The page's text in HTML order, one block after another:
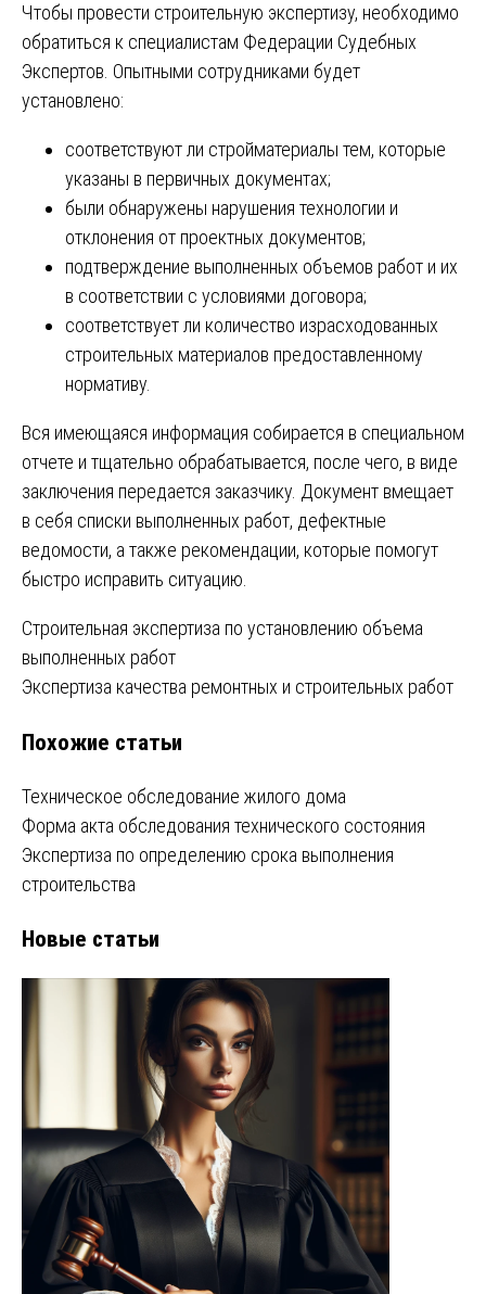
Чтобы провести строительную экспертизу, необходимо
обратиться к специалистам Федерации Судебных
Экспертов. Опытными сотрудниками будет
установлено:
соответствуют ли стройматериалы тем, которые
указаны в первичных документах;
были обнаружены нарушения технологии и
отклонения от проектных документов;
подтверждение выполненных объемов работ и их
в соответствии с условиями договора;
соответствует ли количество израсходованных
строительных материалов предоставленному
нормативу.
Вся имеющаяся информация собирается в специальном
отчете и тщательно обрабатывается, после чего, в виде
заключения передается заказчику. Документ вмещает
в себя списки выполненных работ, дефектные
ведомости, а также рекомендации, которые помогут
быстро исправить ситуацию.
Навигация
по
Строительная экспертиза по установлению объема
выполненных работ
Экспертиза качества ремонтных и строительных работ
Похожие статьи
Техническое обследование жилого дома
Форма акта обследования технического состояния
Экспертиза по определению срока выполнения
строительства
Новые статьи